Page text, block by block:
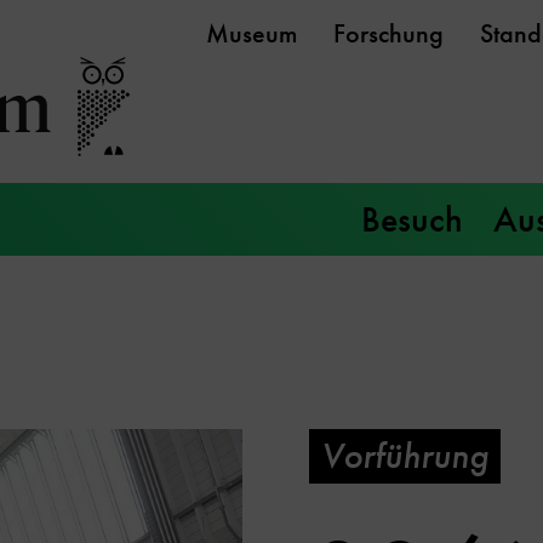
Museum Forschung
Besuch
Vorführung